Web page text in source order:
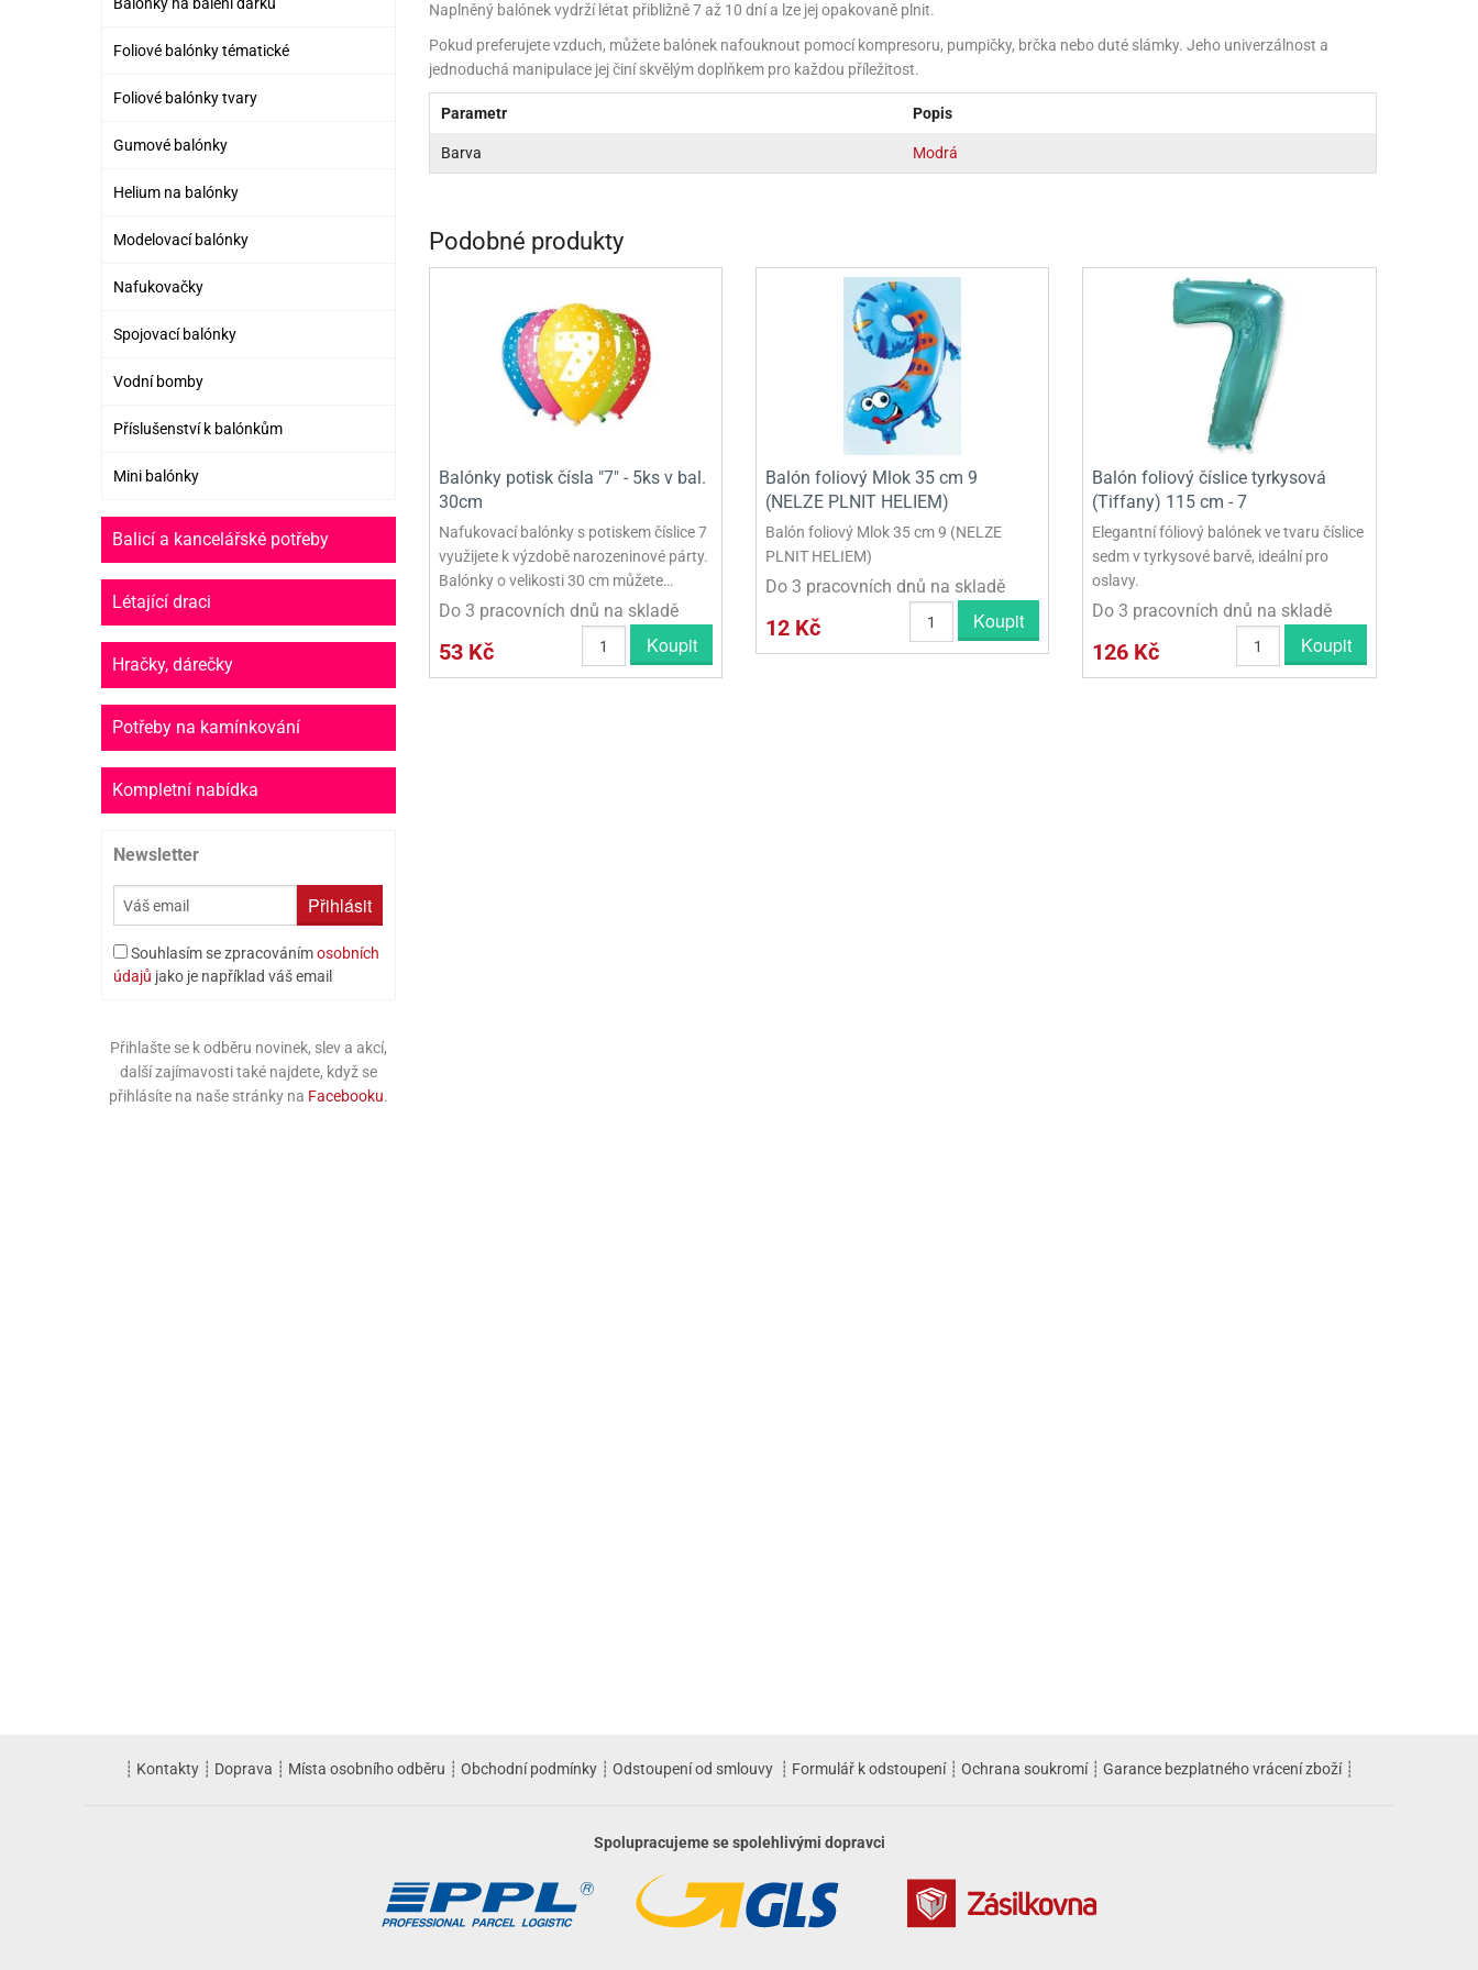
PRINCEZNY
SCOOBY DOO
SPIDERMAN
SPONGE BOB
TLAPKOVÁ PATROLA PAW PATROL
Foliové balónky tématické
Foliové balónky tvary
Gumové balónky
Helium na balónky
Modelovací balónky
Nafukovačky
Spojovací balónky
Vodní bomby
Příslušenství k balónkům
Mini balónky
Balicí a kancelářské potřeby
Létající draci
Hračky, dárečky
Potřeby na kamínkování
Kompletní nabídka
Newsletter
Přihlásit
Souhlasím se zpracovánímosobních
údajů jako je například váš email
Přihlašte se k odběru novinek, slev a akcí,
další zajímavosti také najdete, když se
přihlásíte na naše stránky na Facebooku.
Naplněný balónek vydrží létat přibližně 7 až 10 dní a lze jej opakovaně plnit.
Pokud preferujete vzduch, můžete balónek nafouknout pomocí kompresoru, pumpičky, brčka nebo duté slámky. Jeho univerzálnost a
jednoduchá manipulace jej činí skvělým doplňkem pro každou příležitost.
Parametr Popis
Barva Modrá
Podobné produkty
Balónky potisk čísla "7" - 5ks v bal.
30cm
Nafukovací balónky s potiskem číslice 7
využijete k výzdobě narozeninové párty.
Balónky o velikosti 30 cm můžete…
Do 3 pracovních dnů na skladě
53 Kč Koupit
Balón foliový Mlok 35 cm 9
(NELZE PLNIT HELIEM)
Balón foliový Mlok 35 cm 9 (NELZE
PLNIT HELIEM)
Do 3 pracovních dnů na skladě
12 Kč Koupit
Balón foliový číslice tyrkysová
(Tiffany) 115 cm - 7
Elegantní fóliový balónek ve tvaru číslice
sedm v tyrkysové barvě, ideální pro
oslavy.
Do 3 pracovních dnů na skladě
126 Kč Koupit
┊ Kontakty ┊ Doprava ┊ Místa osobního odběru ┊ Obchodní podmínky ┊ Odstoupení od smlouvy ┊ Formulář k odstoupení┊ Ochrana soukromí┊ Garance bezplatného vrácení zboží┊
Spolupracujeme se spolehlivými dopravci